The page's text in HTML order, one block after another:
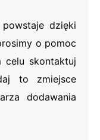
dzięki
o pomoc
celu skontaktuj
to zmiejsce
dodawania